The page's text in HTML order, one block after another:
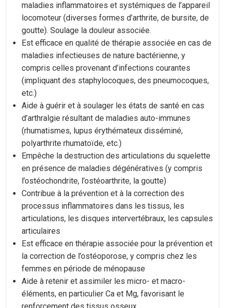
maladies inflammatoires et systémiques de l’appareil
locomoteur (diverses formes d’arthrite, de bursite, de
goutte). Soulage la douleur associée.
Est efficace en qualité de thérapie associée en cas de
maladies infectieuses de nature bactérienne, y
compris celles provenant d’infections courantes
(impliquant des staphylocoques, des pneumocoques,
etc.)
Aide à guérir et à soulager les états de santé en cas
d’arthralgie résultant de maladies auto-immunes
(rhumatismes, lupus érythémateux disséminé,
polyarthrite rhumatoïde, etc.)
Empêche la destruction des articulations du squelette
en présence de maladies dégénératives (y compris
l’ostéochondrite, l’ostéoarthrite, la goutte)
Contribue à la prévention et à la correction des
processus inflammatoires dans les tissus, les
articulations, les disques intervertébraux, les capsules
articulaires
Est efficace en thérapie associée pour la prévention et
la correction de l’ostéoporose, y compris chez les
femmes en période de ménopause
Aide à retenir et assimiler les micro- et macro-
éléments, en particulier Ca et Mg, favorisant le